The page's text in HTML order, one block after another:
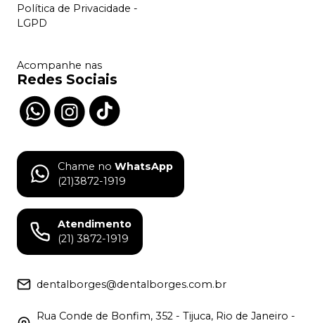
Política de Privacidade -
LGPD
Acompanhe nas
Redes Sociais
Chame no WhatsApp
(21)3872-1919
Atendimento
(21) 3872-1919
dentalborges@dentalborges.com.br
Rua Conde de Bonfim, 352 - Tijuca, Rio de Janeiro -